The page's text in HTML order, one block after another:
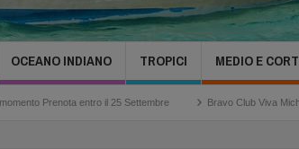
OCEANO INDIANO TROPICI MEDIO E
entro il 25 Settembre Bravo Club Viva Miches